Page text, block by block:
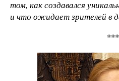
том, как создавался
и что ожидает зрителей в
***